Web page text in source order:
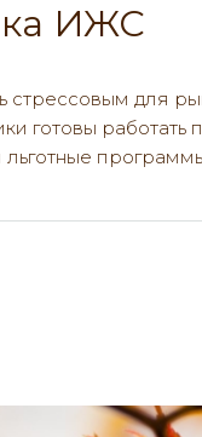
ИЖС
стрессовым для
готовы